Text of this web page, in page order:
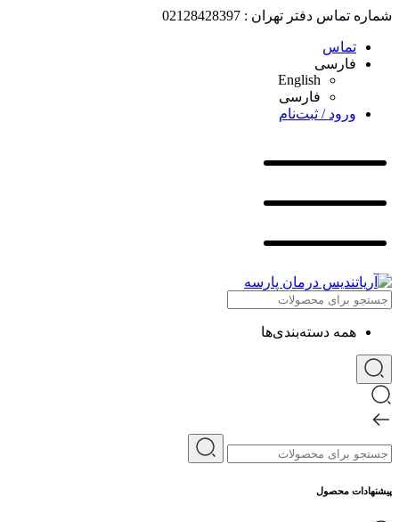
شماره تماس دفتر تهران : 02128428397
تماس
فارسی
English
فارسی
ورود / ثبت‌نام
همه دسته‌بندی‌ها
پیشنهادات محصول